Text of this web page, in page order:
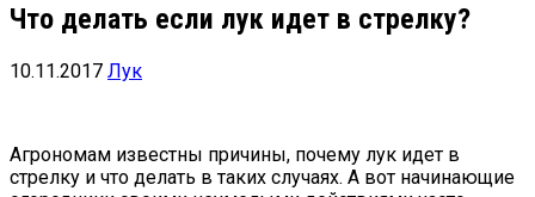
Что делать если лук идет в стрелку?
10.11.2017 Лук
Агрономам известны причины, почему лук идет в
стрелку и что делать в таких случаях. А вот начинающие